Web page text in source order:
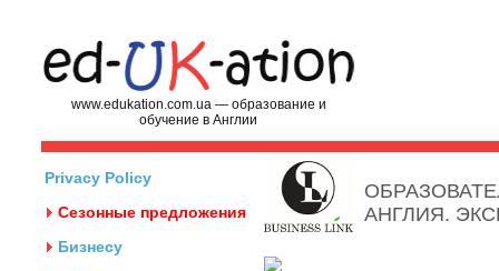
www.edukation.com.ua — образование и
обучение в Англии
Privacy Policy
Сезонные предложения
Бизнесу
АНГЛИЯ.